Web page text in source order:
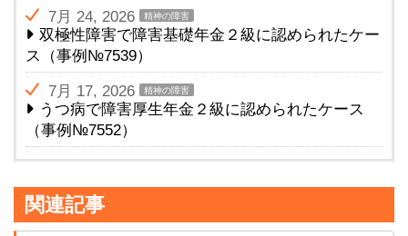
7月 24, 2026 精神の障害
双極性障害で障害基礎年金２級に認められたケー
ス（事例№7539）
7月 17, 2026 精神の障害
うつ病で障害厚生年金２級に認められたケース
（事例№7552）
関連記事